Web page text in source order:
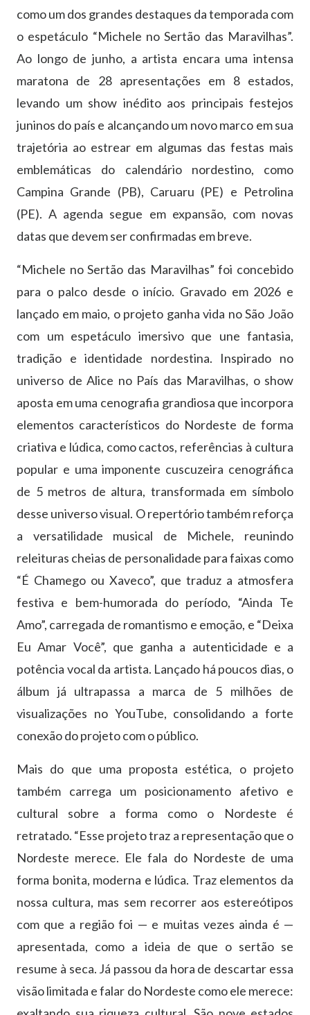
como um dos grandes destaques da temporada com
o espetáculo “Michele no Sertão das Maravilhas”.
Ao longo de junho, a artista encara uma intensa
maratona de 28 apresentações em 8 estados,
levando um show inédito aos principais festejos
juninos do país e alcançando um novo marco em sua
trajetória ao estrear em algumas das festas mais
emblemáticas do calendário nordestino, como
Campina Grande (PB), Caruaru (PE) e Petrolina
(PE). A agenda segue em expansão, com novas
datas que devem ser confirmadas em breve.
“Michele no Sertão das Maravilhas” foi concebido
para o palco desde o início. Gravado em 2026 e
lançado em maio, o projeto ganha vida no São João
com um espetáculo imersivo que une fantasia,
tradição e identidade nordestina. Inspirado no
universo de Alice no País das Maravilhas, o show
aposta em uma cenografia grandiosa que incorpora
elementos característicos do Nordeste de forma
criativa e lúdica, como cactos, referências à cultura
popular e uma imponente cuscuzeira cenográfica
de 5 metros de altura, transformada em símbolo
desse universo visual. O repertório também reforça
a versatilidade musical de Michele, reunindo
releituras cheias de personalidade para faixas como
“É Chamego ou Xaveco”, que traduz a atmosfera
festiva e bem-humorada do período, “Ainda Te
Amo”, carregada de romantismo e emoção, e “Deixa
Eu Amar Você”, que ganha a autenticidade e a
potência vocal da artista. Lançado há poucos dias, o
álbum já ultrapassa a marca de 5 milhões de
visualizações no YouTube, consolidando a forte
conexão do projeto com o público.
Mais do que uma proposta estética, o projeto
também carrega um posicionamento afetivo e
cultural sobre a forma como o Nordeste é
retratado. “Esse projeto traz a representação que o
Nordeste merece. Ele fala do Nordeste de uma
forma bonita, moderna e lúdica. Traz elementos da
nossa cultura, mas sem recorrer aos estereótipos
com que a região foi — e muitas vezes ainda é —
apresentada, como a ideia de que o sertão se
resume à seca. Já passou da hora de descartar essa
visão limitada e falar do Nordeste como ele merece: